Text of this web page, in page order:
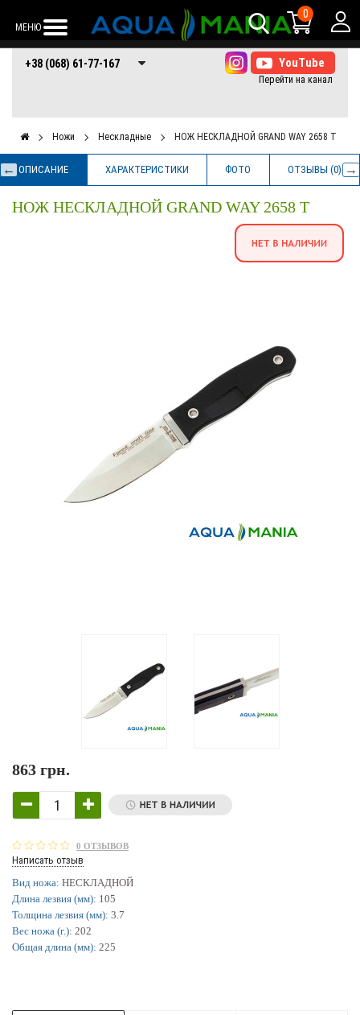
МЕНЮ
0
+38 (068) 61-77-
167
+38 (066) 61-77-+38 (073) 61-77-
167
+38 (068) 61-77-167
Ножи Нескладные НОЖ НЕСКЛАДНОЙ GRAND WAY 2658 T
ОПИСАНИЕ ХАРАКТЕРИСТИКИ ФОТО ОТЗЫВЫ (0)
НОЖ НЕСКЛАДНОЙ GRAND WAY 2658 T
863 грн.
0 ОТЗЫВОВ
Написать отзыв
Вид ножа: НЕСКЛАДНОЙ
Длина лезвия (мм): 105
Толщина лезвия (мм): 3.7
Вес ножа (г.): 202
Общая длина (мм): 225